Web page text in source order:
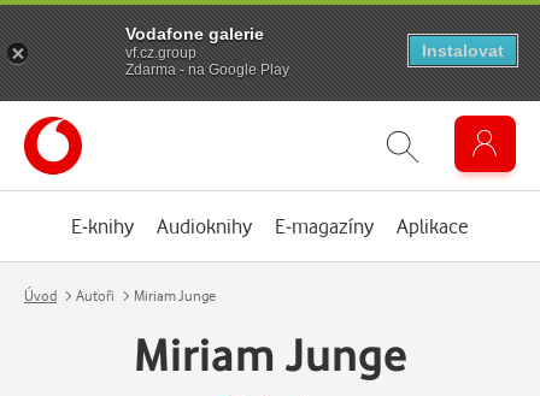
E-knihy Audioknihy E-magazíny Aplikace
Úvod Autoři Miriam Junge
Miriam Junge
Vodafone galerie
vf.cz.group
Zdarma - na Google Play
Instalovat